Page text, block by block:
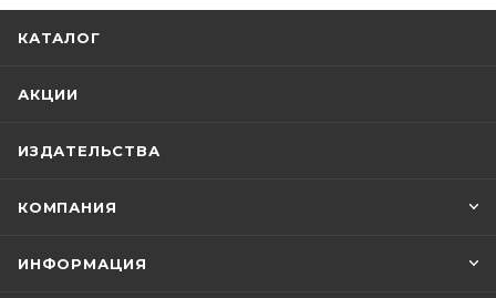
КАТАЛОГ
АКЦИИ
ИЗДАТЕЛЬСТВА
КОМПАНИЯ
ИНФОРМАЦИЯ